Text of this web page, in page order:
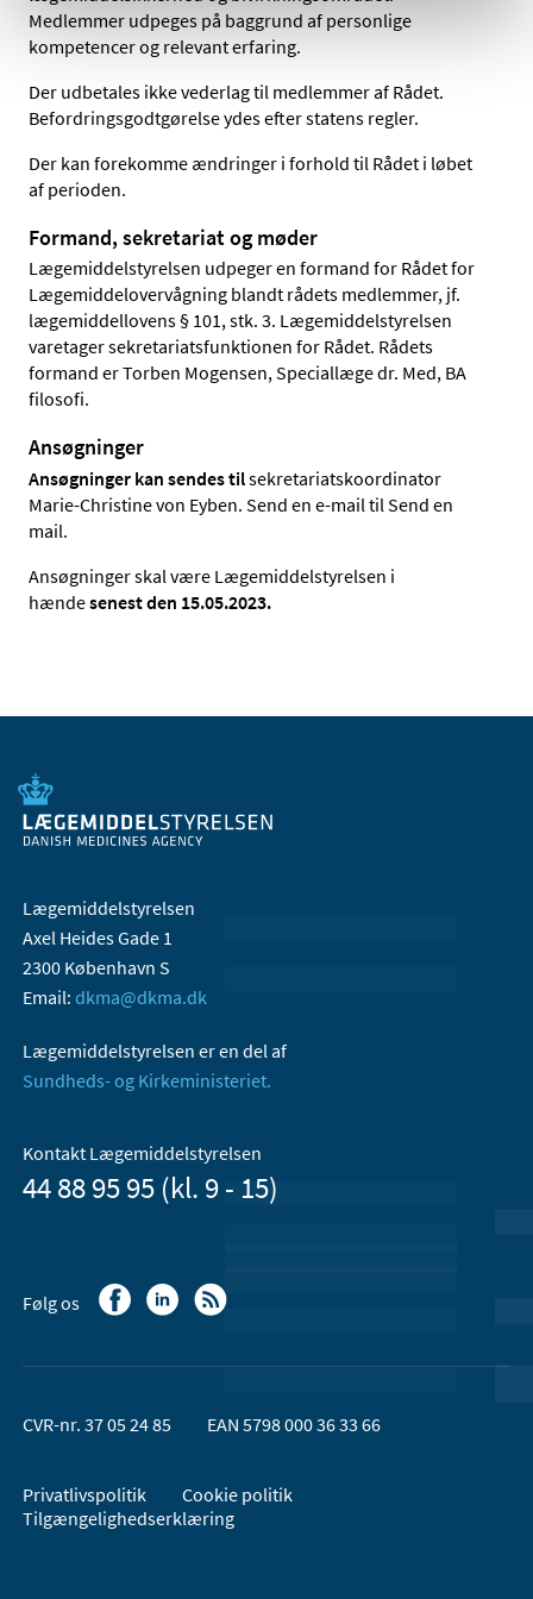
Medlemmer udpeges på baggrund af personlige
kompetencer og relevant erfaring.
Der udbetales ikke vederlag til medlemmer af Rådet.
Befordringsgodtgørelse ydes efter statens regler.
Der kan forekomme ændringer i forhold til Rådet i løbet
af perioden.
Formand, sekretariat og møder
Lægemiddelstyrelsen udpeger en formand for Rådet for
Lægemiddelovervågning blandt rådets medlemmer, jf.
lægemiddellovens § 101, stk. 3. Lægemiddelstyrelsen
varetager sekretariatsfunktionen for Rådet. Rådets
formand er Torben Mogensen, Speciallæge dr. Med, BA
filosofi.
Ansøgninger
Ansøgninger kan sendes tilsekretariatskoordinator
Marie-Christine von Eyben. Send en e-mail til Send en
mail.
Ansøgninger skal være Lægemiddelstyrelsen i
hændesenest den 15.05.2023.
Lægemiddelstyrelsen
Axel Heides Gade 1
2300 København S
Email: dkma@dkma.dk
Lægemiddelstyrelsen er en del af
Sundheds- og Kirkeministeriet.
Kontakt Lægemiddelstyrelsen
44 88 95 95 (kl. 9 - 15)
Følg os
CVR-nr. 37 05 24 85 EAN 5798 000 36 33 66
Privatlivspolitik
Cookie politik
Tilgængelighedserklæring